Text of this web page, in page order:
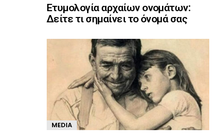
Ετυμολογία αρχαίων ονομάτων:
Δείτε τι σημαίνει το όνομά σας
MEDIA